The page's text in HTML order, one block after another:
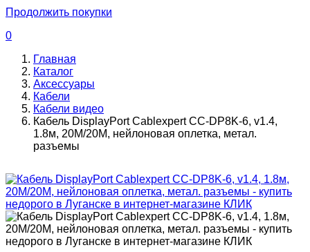
Продолжить покупки
0
Главная
Каталог
Аксессуары
Кабели
Кабели видео
Кабель DisplayPort Cablexpert CC-DP8K-6, v1.4,
1.8м, 20M/20M, нейлоновая оплетка, метал.
разъемы